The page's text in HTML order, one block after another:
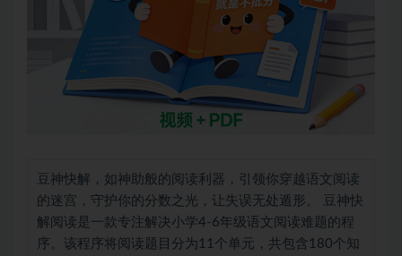
豆神快解，如神助般的阅读利器，引领你穿越语文阅读
的迷宫，守护你的分数之光，让失误无处遁形。 豆神快
解阅读是一款专注解决小学4-6年级语文阅读难题的程
序。该程序将阅读题目分为11个单元，共包含180个知